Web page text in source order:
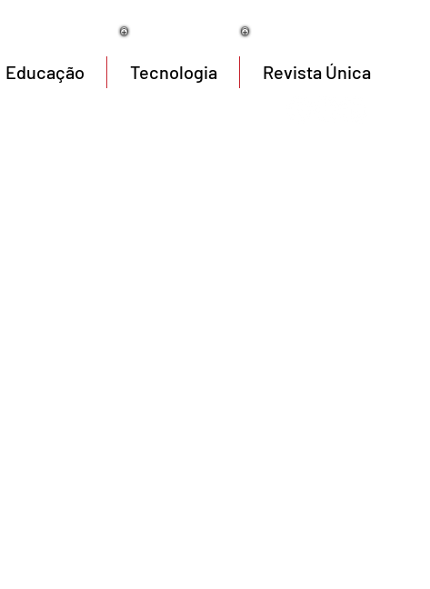
Educação Tecnologia Revista Única